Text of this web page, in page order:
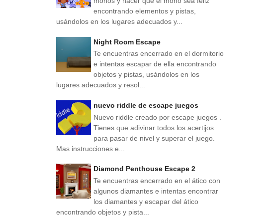
encontrando elementos y pistas,
usándolos en los lugares adecuados y...
Night Room Escape
Te encuentras encerrado en el dormitorio
e intentas escapar de ella encontrando
objetos y pistas, usándolos en los
lugares adecuados y resol...
nuevo riddle de escape juegos
Nuevo riddle creado por escape juegos .
Tienes que adivinar todos los acertijos
para pasar de nivel y superar el juego.
Mas instrucciones e...
Diamond Penthouse Escape 2
Te encuentras encerrado en el ático con
algunos diamantes e intentas encontrar
los diamantes y escapar del ático
encontrando objetos y pista...